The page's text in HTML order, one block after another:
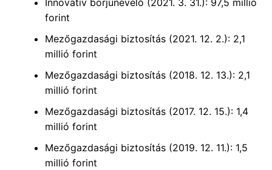
Innovatív borjúnevelő (2021. 3. 31.): 97,5 millió
forint
Mezőgazdasági biztosítás (2021. 12. 2.): 2,1
millió forint
Mezőgazdasági biztosítás (2018. 12. 13.): 2,1
millió forint
Mezőgazdasági biztosítás (2017. 12. 15.): 1,4
millió forint
Mezőgazdasági biztosítás (2019. 12. 11.): 1,5
millió forint